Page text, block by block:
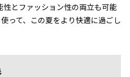
性とファッション性の両立も可能
って、この夏をより快適に過ごし